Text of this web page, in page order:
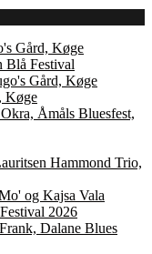
Gård, Køge
Blå Festival
Gård, Køge
Køge
Åmåls Bluesfest,
Hammond Trio,
og Kajsa Vala
2026
Dalane Blues